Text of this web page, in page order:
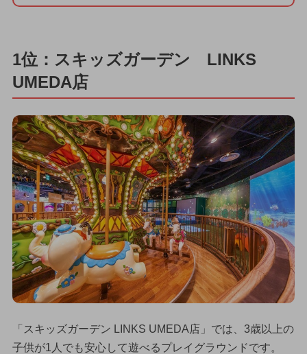
1位：スキッズガーデン LINKS
UMEDA店
「スキッズガーデン LINKS UMEDA店」では、3歳以上の
子供が1人でも安心して遊べるプレイグラウンドです。